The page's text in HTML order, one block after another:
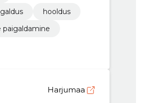
hooldus
paigaldamine
Harjumaa